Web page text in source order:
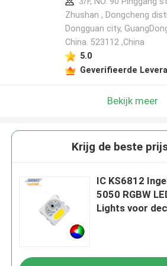
Zhushan , Dongcheng
Dongguan city,
China. 523112 ,China
5.0
Geverifieerde
Bekijk meer
Krijg de beste
IC KS6812
5050 RGBW
Lights voor